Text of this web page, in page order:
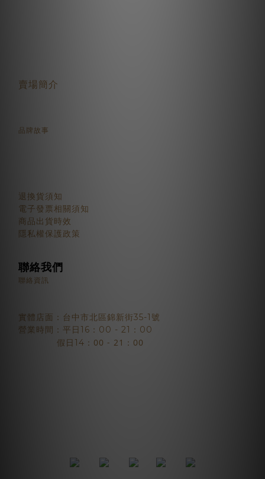
賣場簡介
品牌故事
退換貨須知
電子發票相關須知
商品出貨時效
隱私權保護政策
聯絡我們
聯絡資訊
實體店面：台中市北區錦新街35-1號
營業時間：平日16：00 - 21：00
假日14 ：00 - 21：00